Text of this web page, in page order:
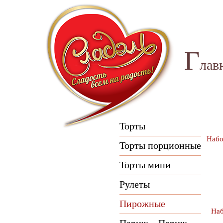
Г
Торты
Торты порционные
Торты мини
Рулеты
Пирожные